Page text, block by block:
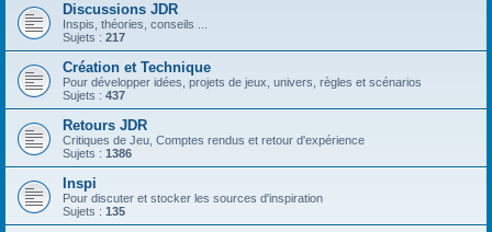
Discussions JDR
Inspis, théories, conseils ...
Sujets : 217
Création et Technique
Pour développer idées, projets de jeux, univers, règles et scénarios
Sujets : 437
Retours JDR
Critiques de Jeu, Comptes rendus et retour d'expérience
Sujets : 1386
Inspi
Pour discuter et stocker les sources d'inspiration
Sujets : 135